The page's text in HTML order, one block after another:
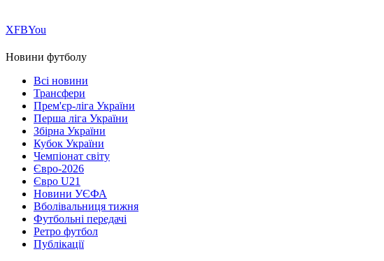
ХFBYou
Новини футболу
Всі новини
Трансфери
Прем'єр-ліга України
Перша ліга України
Збірна України
Кубок України
Чемпіонат світу
Євро-2026
Євро U21
Новини УЄФА
Вболівальниця тижня
Футбольні передачі
Ретро футбол
Публікації